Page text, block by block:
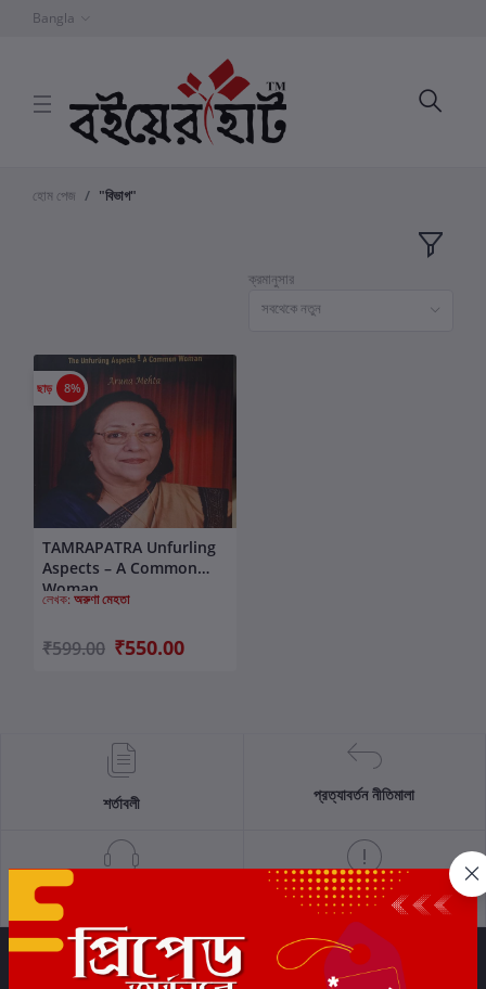
Bangla
হোম পেজ "বিভাগ"
ক্রমানুসার
সবথেকে নতুন
ছাড় 8%
কার্টে যোগ করুন
TAMRAPATRA Unfurling
Aspects – A Common
Woman
লেখক: অরুণা মেহতা
₹599.00 ₹550.00
শর্তাবলী প্রত্যাবর্তন নীতিমালা
গোপনীয়তা নীতি